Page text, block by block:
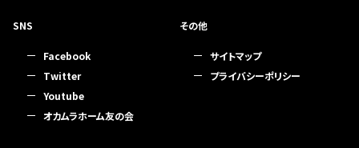
SNS
Facebook
Twitter
Youtube
オカムラホーム友の会
その他
サイトマップ
プライバシーポリシー